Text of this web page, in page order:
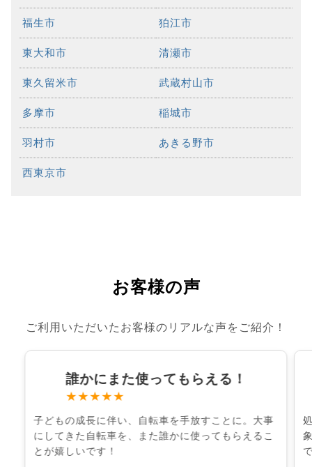
福生市 狛江市
東大和市 清瀬市
東久留米市 武蔵村山市
多摩市 稲城市
羽村市 あきる野市
西東京市
お客様の声
ご利用いただいたお客様のリアルな声をご紹介！
誰かにまた使ってもらえる！
★★★★★
子どもの成長に伴い、自転車を手放すことに。大事
にしてきた自転車を、また誰かに使ってもらえるこ
とが嬉しいです！